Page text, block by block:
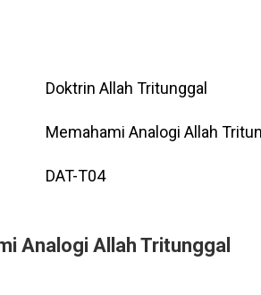
Doktrin Allah Tritunggal
Memahami Analogi Allah
DAT-T04
Analogi Allah Tritunggal